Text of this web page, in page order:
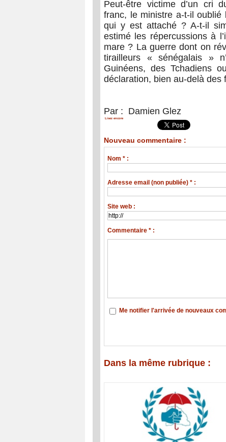
Peut-être victime d’un cri
franc, le ministre a-t-il oublié
qui y est attaché ? A-t-il
estimé les répercussions à
mare ? La guerre dont on
tirailleurs « sénégalais »
Guinéens, des Tchadiens
déclaration, bien au-delà des
Par : Damien Glez
Lisez encore
Nouveau commentaire :
Nom * :
Adresse email (non publiée) * :
Site web :
Commentaire * :
Me notifier l'arrivée de nouveaux
Dans la même rubrique :